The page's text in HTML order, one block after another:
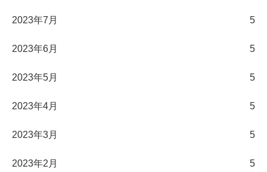
2023年7月 5
2023年6月 5
2023年5月 5
2023年4月 5
2023年3月 5
2023年2月 5